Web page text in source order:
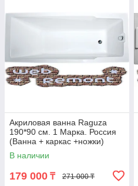
Акриловая ванна Raguza
190*90 см. 1 Марка. Россия
(Ванна + каркас +ножки)
В наличии
179 000 ₸ 271 000 ₸